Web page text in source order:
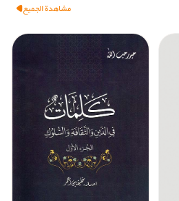
مشاهدة الجميع